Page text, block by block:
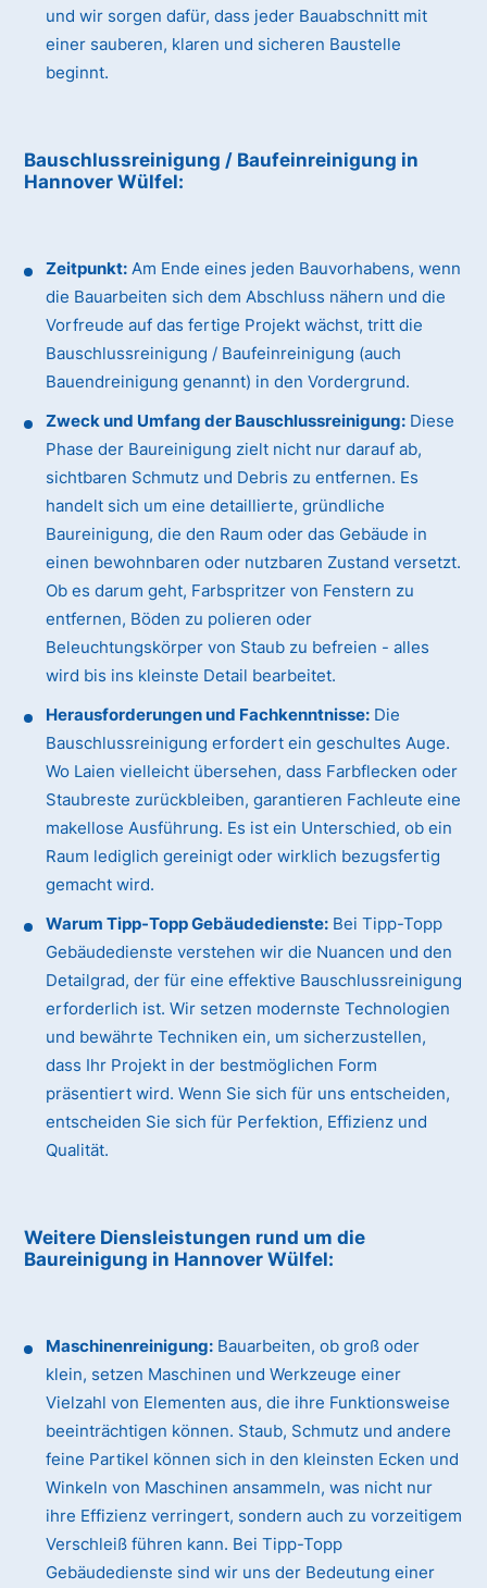
und wir sorgen dafür, dass jeder Bauabschnitt mit
einer sauberen, klaren und sicheren Baustelle
beginnt.
Bauschlussreinigung / Baufeinreinigung in
Hannover Wülfel:
Zeitpunkt: Am Ende eines jeden Bauvorhabens, wenn
die Bauarbeiten sich dem Abschluss nähern und die
Vorfreude auf das fertige Projekt wächst, tritt die
Bauschlussreinigung / Baufeinreinigung (auch
Bauendreinigung genannt) in den Vordergrund.
Zweck und Umfang der Bauschlussreinigung: Diese
Phase der Baureinigung zielt nicht nur darauf ab,
sichtbaren Schmutz und Debris zu entfernen. Es
handelt sich um eine detaillierte, gründliche
Baureinigung, die den Raum oder das Gebäude in
einen bewohnbaren oder nutzbaren Zustand versetzt.
Ob es darum geht, Farbspritzer von Fenstern zu
entfernen, Böden zu polieren oder
Beleuchtungskörper von Staub zu befreien - alles
wird bis ins kleinste Detail bearbeitet.
Herausforderungen und Fachkenntnisse: Die
Bauschlussreinigung erfordert ein geschultes Auge.
Wo Laien vielleicht übersehen, dass Farbflecken oder
Staubreste zurückbleiben, garantieren Fachleute eine
makellose Ausführung. Es ist ein Unterschied, ob ein
Raum lediglich gereinigt oder wirklich bezugsfertig
gemacht wird.
Warum Tipp-Topp Gebäudedienste: Bei Tipp-Topp
Gebäudedienste verstehen wir die Nuancen und den
Detailgrad, der für eine effektive Bauschlussreinigung
erforderlich ist. Wir setzen modernste Technologien
und bewährte Techniken ein, um sicherzustellen,
dass Ihr Projekt in der bestmöglichen Form
präsentiert wird. Wenn Sie sich für uns entscheiden,
entscheiden Sie sich für Perfektion, Effizienz und
Qualität.
Weitere Diensleistungen rund um die
Baureinigung in Hannover Wülfel:
Maschinenreinigung: Bauarbeiten, ob groß oder
klein, setzen Maschinen und Werkzeuge einer
Vielzahl von Elementen aus, die ihre Funktionsweise
beeinträchtigen können. Staub, Schmutz und andere
feine Partikel können sich in den kleinsten Ecken und
Winkeln von Maschinen ansammeln, was nicht nur
ihre Effizienz verringert, sondern auch zu vorzeitigem
Verschleiß führen kann. Bei Tipp-Topp
Gebäudedienste sind wir uns der Bedeutung einer